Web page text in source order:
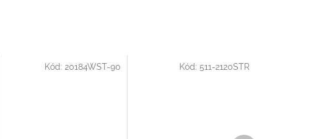
Kód: 20184WST-90 Kód: 511-2120STR